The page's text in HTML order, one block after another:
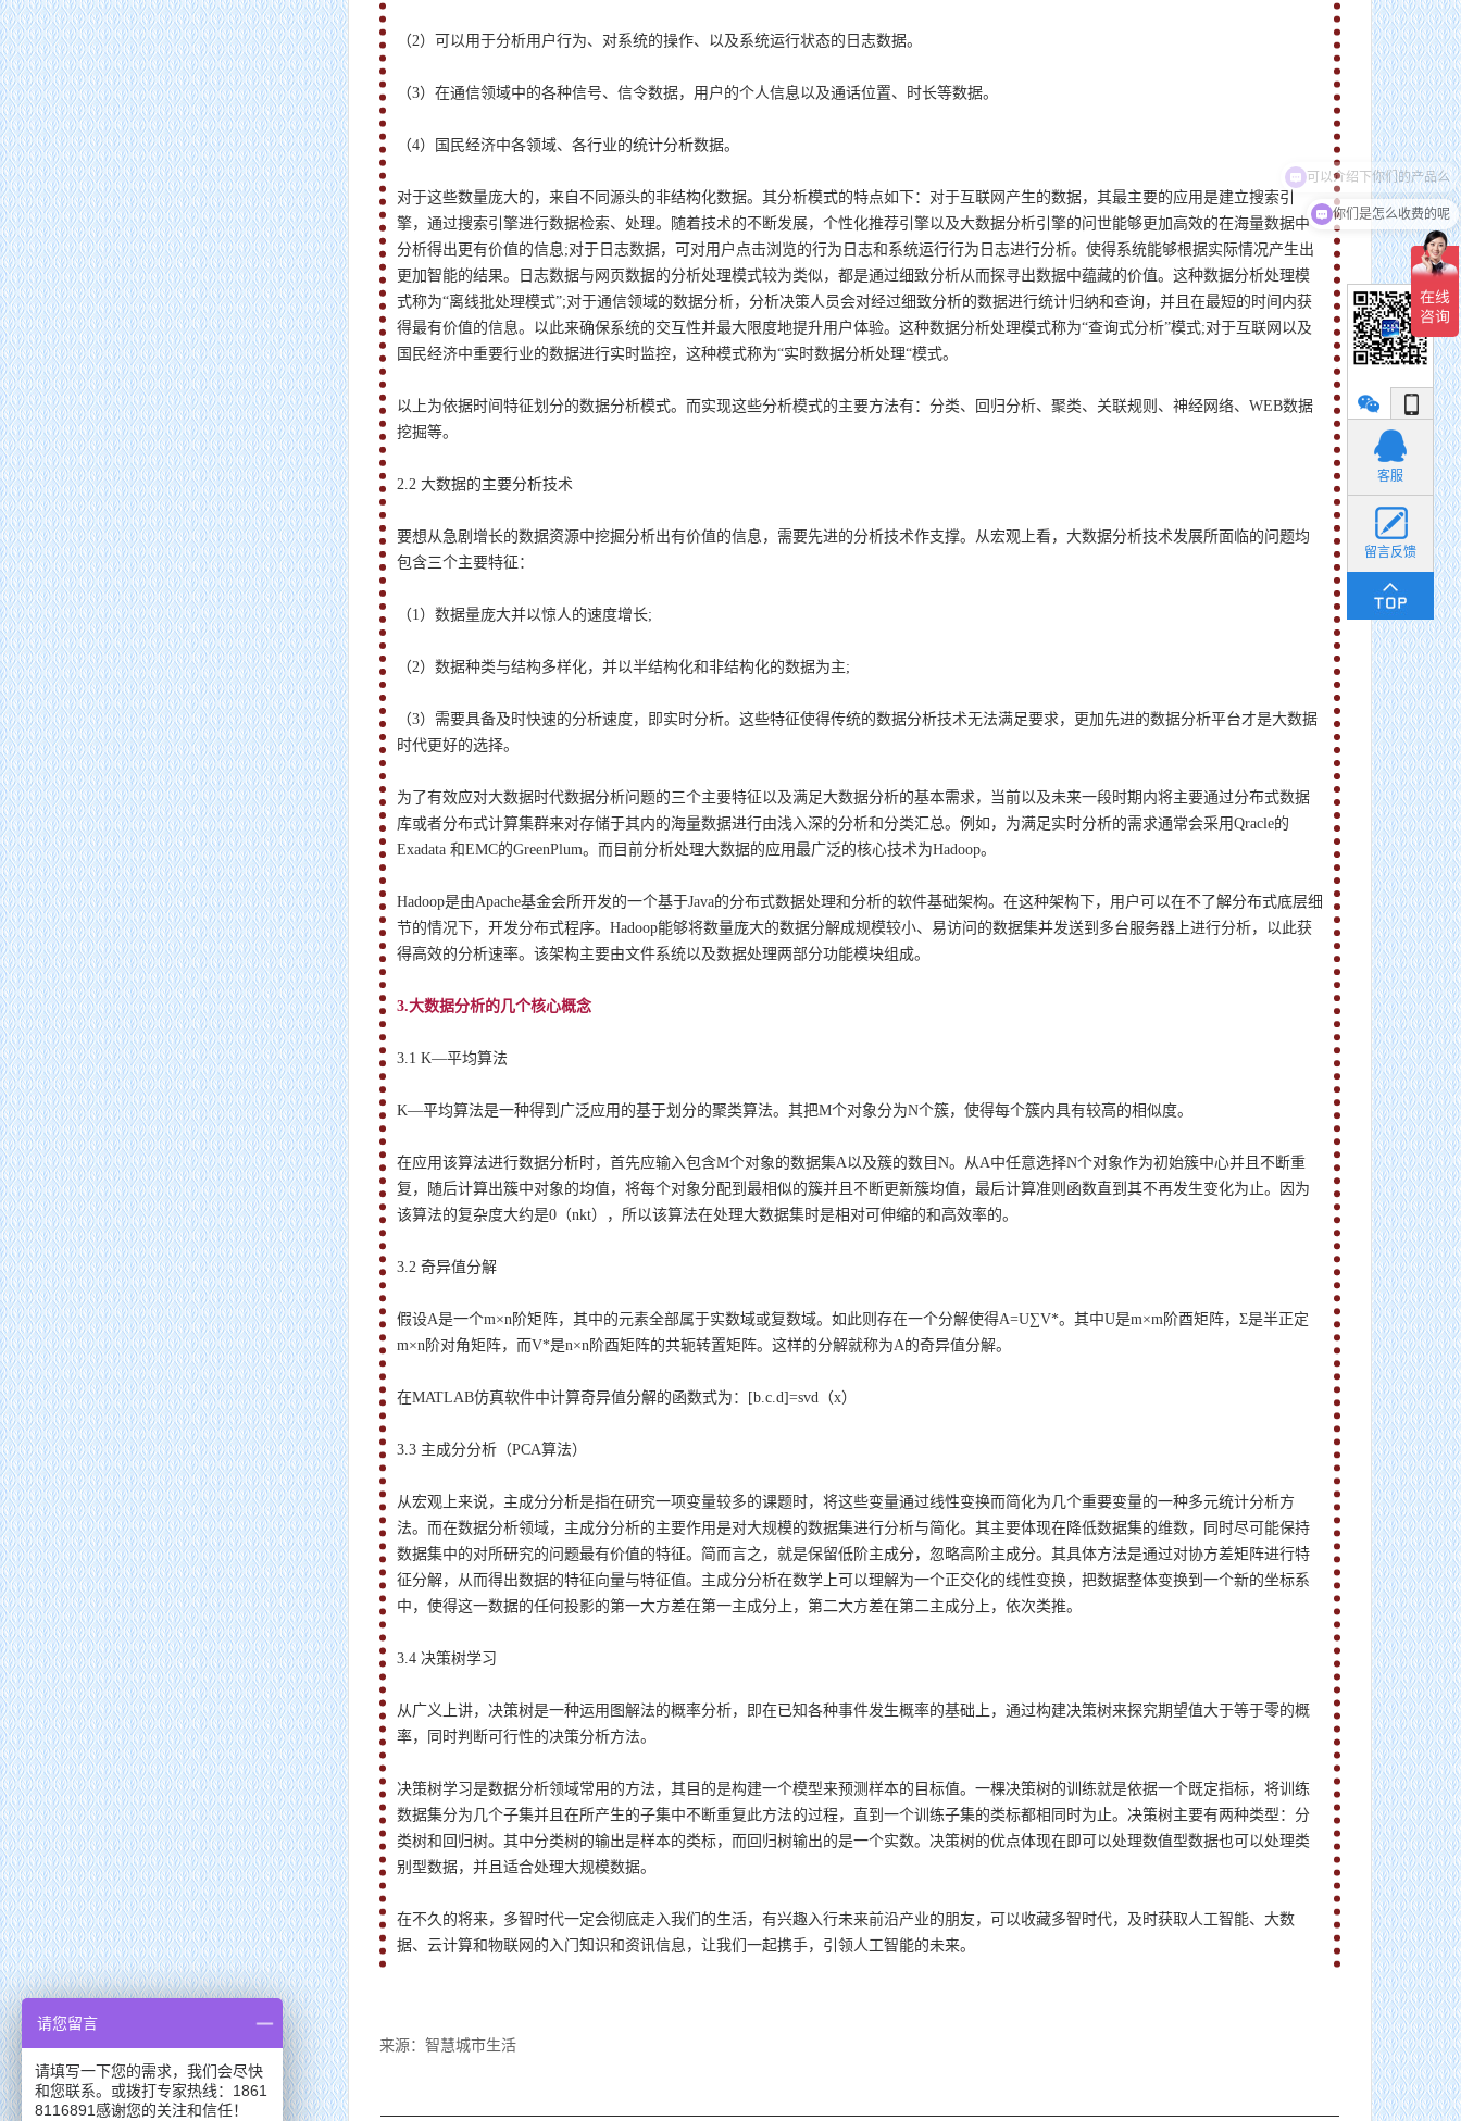
主管单位：
组长单位：
（2）可以用于分析用户行为、对系统的操作、以及系统运行状态的日志数据。
（3）在通信领域中的各种信号、信令数据，用户的个人信息以及通话位置、时长等数据。
（4）国民经济中各领域、各行业的统计分析数据。
对于这些数量庞大的，来自不同源头的非结构化数据。其分析模式的特点如下：对于互联网产生的数据，其最主要的应用是建立搜索引
擎，通过搜索引擎进行数据检索、处理。随着技术的不断发展，个性化推荐引擎以及大数据分析引擎的问世能够更加高效的在海量数据中
分析得出更有价值的信息;对于日志数据，可对用户点击浏览的行为日志和系统运行行为日志进行分析。使得系统能够根据实际情况产生出
更加智能的结果。日志数据与网页数据的分析处理模式较为类似，都是通过细致分析从而探寻出数据中蕴藏的价值。这种数据分析处理模
式称为“离线批处理模式”;对于通信领域的数据分析，分析决策人员会对经过细致分析的数据进行统计归纳和查询，并且在最短的时间内获
得最有价值的信息。以此来确保系统的交互性并最大限度地提升用户体验。这种数据分析处理模式称为“查询式分析”模式;对于互联网以及
国民经济中重要行业的数据进行实时监控，这种模式称为“实时数据分析处理“模式。
以上为依据时间特征划分的数据分析模式。而实现这些分析模式的主要方法有：分类、回归分析、聚类、关联规则、神经网络、WEB数据
挖掘等。
2.2 大数据的主要分析技术
要想从急剧增长的数据资源中挖掘分析出有价值的信息，需要先进的分析技术作支撑。从宏观上看，大数据分析技术发展所面临的问题均
包含三个主要特征：
（1）数据量庞大并以惊人的速度增长;
（2）数据种类与结构多样化，并以半结构化和非结构化的数据为主;
（3）需要具备及时快速的分析速度，即实时分析。这些特征使得传统的数据分析技术无法满足要求，更加先进的数据分析平台才是大数据
时代更好的选择。
为了有效应对大数据时代数据分析问题的三个主要特征以及满足大数据分析的基本需求，当前以及未来一段时期内将主要通过分布式数据
库或者分布式计算集群来对存储于其内的海量数据进行由浅入深的分析和分类汇总。例如，为满足实时分析的需求通常会采用Qracle的
Exadata 和EMC的GreenPlum。而目前分析处理大数据的应用最广泛的核心技术为Hadoop。
Hadoop是由Apache基金会所开发的一个基于Java的分布式数据处理和分析的软件基础架构。在这种架构下，用户可以在不了解分布式底层细
节的情况下，开发分布式程序。Hadoop能够将数量庞大的数据分解成规模较小、易访问的数据集并发送到多台服务器上进行分析，以此获
得高效的分析速率。该架构主要由文件系统以及数据处理两部分功能模块组成。
3.大数据分析的几个核心概念
3.1 K―平均算法
K―平均算法是一种得到广泛应用的基于划分的聚类算法。其把M个对象分为N个簇，使得每个簇内具有较高的相似度。
在应用该算法进行数据分析时，首先应输入包含M个对象的数据集A以及簇的数目N。从A中任意选择N个对象作为初始簇中心并且不断重
复，随后计算出簇中对象的均值，将每个对象分配到最相似的簇并且不断更新簇均值，最后计算准则函数直到其不再发生变化为止。因为
该算法的复杂度大约是0（nkt），所以该算法在处理大数据集时是相对可伸缩的和高效率的。
3.2 奇异值分解
假设A是一个m×n阶矩阵，其中的元素全部属于实数域或复数域。如此则存在一个分解使得A=U∑V*。其中U是m×m阶酉矩阵，Σ是半正定
m×n阶对角矩阵，而V*是n×n阶酉矩阵的共轭转置矩阵。这样的分解就称为A的奇异值分解。
在MATLAB仿真软件中计算奇异值分解的函数式为：[b.c.d]=svd（x）
3.3 主成分分析（PCA算法）
从宏观上来说，主成分分析是指在研究一项变量较多的课题时，将这些变量通过线性变换而简化为几个重要变量的一种多元统计分析方
法。而在数据分析领域，主成分分析的主要作用是对大规模的数据集进行分析与简化。其主要体现在降低数据集的维数，同时尽可能保持
数据集中的对所研究的问题最有价值的特征。简而言之，就是保留低阶主成分，忽略高阶主成分。其具体方法是通过对协方差矩阵进行特
征分解，从而得出数据的特征向量与特征值。主成分分析在数学上可以理解为一个正交化的线性变换，把数据整体变换到一个新的坐标系
中，使得这一数据的任何投影的第一大方差在第一主成分上，第二大方差在第二主成分上，依次类推。
3.4 决策树学习
从广义上讲，决策树是一种运用图解法的概率分析，即在已知各种事件发生概率的基础上，通过构建决策树来探究期望值大于等于零的概
率，同时判断可行性的决策分析方法。
决策树学习是数据分析领域常用的方法，其目的是构建一个模型来预测样本的目标值。一棵决策树的训练就是依据一个既定指标，将训练
数据集分为几个子集并且在所产生的子集中不断重复此方法的过程，直到一个训练子集的类标都相同时为止。决策树主要有两种类型：分
类树和回归树。其中分类树的输出是样本的类标，而回归树输出的是一个实数。决策树的优点体现在即可以处理数值型数据也可以处理类
别型数据，并且适合处理大规模数据。
在不久的将来，多智时代一定会彻底走入我们的生活，有兴趣入行未来前沿产业的朋友，可以收藏多智时代，及时获取人工智能、大数
据、云计算和物联网的入门知识和资讯信息，让我们一起携手，引领人工智能的未来。
来源：智慧城市生活
小丽
客服
留言反馈
你们是怎么收费的呢
请您留言
请填写一下您的需求，我们会尽快
和您联系。或拨打专家热线：1861
8116891感谢您的关注和信任！